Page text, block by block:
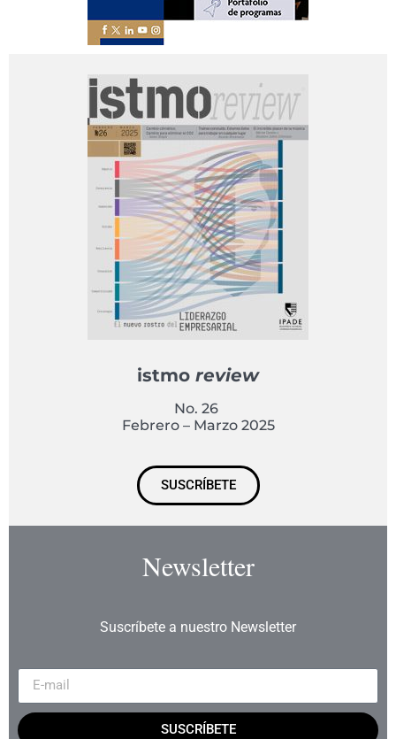
istmo review
No. 26
Febrero – Marzo 2025
SUSCRÍBETE
Newsletter
Suscríbete a nuestro Newsletter
SUSCRÍBETE